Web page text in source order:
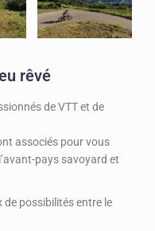
rêvé
de VTT et de
associés pour vous
pays savoyard et
de possibilités entre le